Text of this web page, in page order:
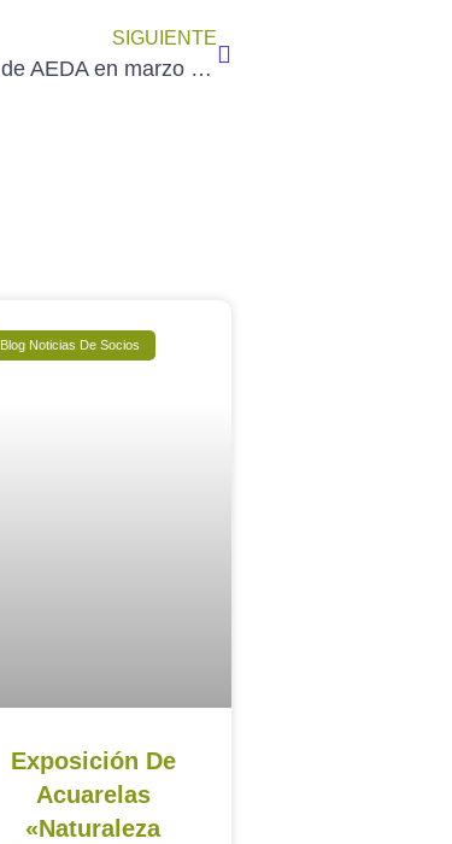
SIGUIENTE
Actividades Culturales de AEDA en marzo de 2025
Blog Noticias De Socios
Exposición De
Acuarelas
«Naturaleza